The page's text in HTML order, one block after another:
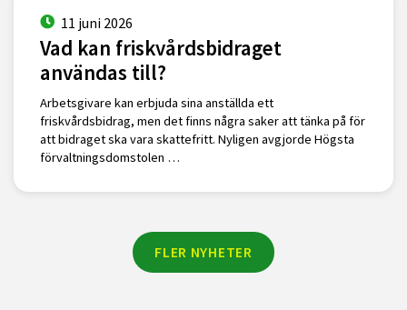
11 juni 2026
Vad kan friskvårdsbidraget
användas till?
Arbetsgivare kan erbjuda sina anställda ett
friskvårdsbidrag, men det finns några saker att tänka på för
att bidraget ska vara skattefritt. Nyligen avgjorde Högsta
förvaltningsdomstolen …
FLER NYHETER